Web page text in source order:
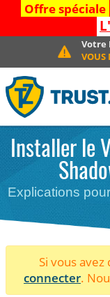
Offre spéciale
Votre
VOUS
Installer le
Explications
Si vous
connecter.